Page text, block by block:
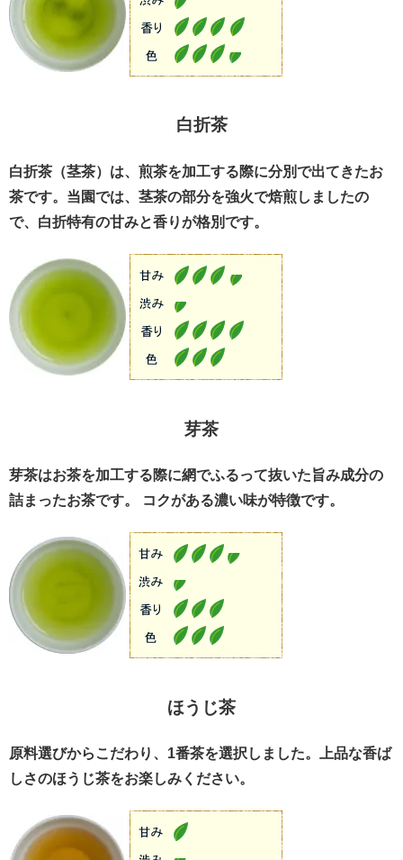
白折茶
白折茶（茎茶）は、煎茶を加工する際に分別で出てきたお
茶です。当園では、茎茶の部分を強火で焙煎しましたの
で、白折特有の甘みと香りが格別です。
芽茶
芽茶はお茶を加工する際に網でふるって抜いた旨み成分の
詰まったお茶です。 コクがある濃い味が特徴です。
ほうじ茶
原料選びからこだわり、1番茶を選択しました。上品な香ば
しさのほうじ茶をお楽しみください。